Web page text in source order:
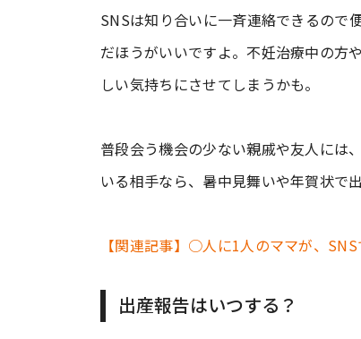
SNSは知り合いに一斉連絡できるので
だほうがいいですよ。不妊治療中の方
しい気持ちにさせてしまうかも。
普段会う機会の少ない親戚や友人には
いる相手なら、暑中見舞いや年賀状で
【関連記事】○人に1人のママが、
出産報告はいつする？